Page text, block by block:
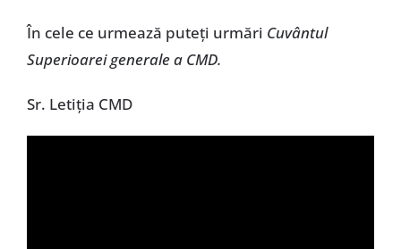
În cele ce urmează puteți urmări Cuvântul
Superioarei generale a CMD.
Sr. Letiția CMD